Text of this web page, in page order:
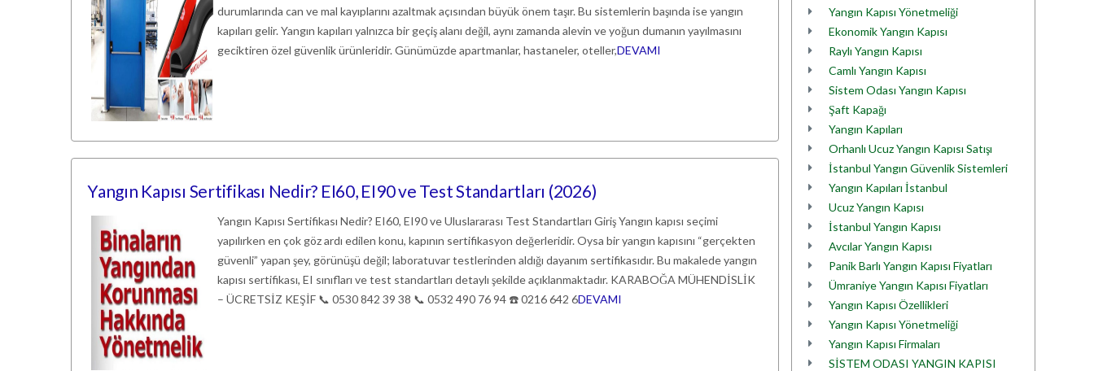
durumlarında can ve mal kayıplarını azaltmak açısından büyük önem taşır. Bu sistemlerin başında ise yangın
kapıları gelir. Yangın kapıları yalnızca bir geçiş alanı değil, aynı zamanda alevin ve yoğun dumanın yayılmasını
geciktiren özel güvenlik ürünleridir. Günümüzde apartmanlar, hastaneler, oteller,DEVAMI
Yangın Kapısı Sertifikası Nedir? EI60, EI90 ve Test Standartları (2026)
Yangın Kapısı Sertifikası Nedir? EI60, EI90 ve Uluslararası Test Standartları Giriş Yangın kapısı seçimi
yapılırken en çok göz ardı edilen konu, kapının sertifikasyon değerleridir. Oysa bir yangın kapısını “gerçekten
güvenli” yapan şey, görünüşü değil; laboratuvar testlerinden aldığı dayanım sertifikasıdır. Bu makalede yangın
kapısı sertifikası, EI sınıfları ve test standartları detaylı şekilde açıklanmaktadır. KARABOĞA MÜHENDİSLİK
– ÜCRETSİZ KEŞİF 📞 0530 842 39 38 📞 0532 490 76 94 ☎️ 0216 642 6DEVAMI
Yangın Kapısı Yönetmeliği
Ekonomik Yangın Kapısı
Raylı Yangın Kapısı
Camlı Yangın Kapısı
Sistem Odası Yangın Kapısı
Şaft Kapağı
Yangın Kapıları
Orhanlı Ucuz Yangın Kapısı Satışı
İstanbul Yangın Güvenlik Sistemleri
Yangın Kapıları İstanbul
Ucuz Yangın Kapısı
İstanbul Yangın Kapısı
Avcılar Yangın Kapısı
Panik Barlı Yangın Kapısı Fiyatları
Ümraniye Yangın Kapısı Fiyatları
Yangın Kapısı Özellikleri
Yangın Kapısı Yönetmeliği
Yangın Kapısı Firmaları
SİSTEM ODASI YANGIN KAPISI